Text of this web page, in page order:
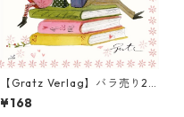
【Gratz Verlag】バラ売り2
枚 カクテルサイズ ペーパーナ
プキン Bucher ホワイト
¥168